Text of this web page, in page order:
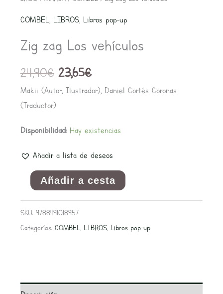
COMBEL, LIBROS, Libros pop-up
Zig zag Los vehículos
24,90€
precio
original
era:
24,90€.
23,65€
actual
es:
Makii (Autor, Ilustrador), Daniel Cortés Coronas
(Traductor)
Disponibilidad: Hay existencias
Añadir a lista de deseos
vehículos
cantidad
Añadir a cesta
SKU: 9788491018957
Categorías: COMBEL, LIBROS, Libros pop-up